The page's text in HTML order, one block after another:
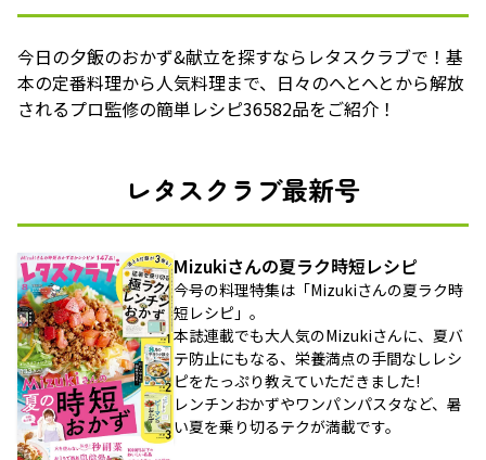
今日の夕飯のおかず&献立を探すならレタスクラブで！基
本の定番料理から人気料理まで、日々のへとへとから解放
されるプロ監修の簡単レシピ36582品をご紹介！
レタスクラブ最新号
Mizukiさんの夏ラク時短レシピ
今号の料理特集は「Mizukiさんの夏ラク時
短レシピ」。
本誌連載でも大人気のMizukiさんに、夏バ
テ防止にもなる、栄養満点の手間なしレシ
ピをたっぷり教えていただきました!
レンチンおかずやワンパンパスタなど、暑
い夏を乗り切るテクが満載です。